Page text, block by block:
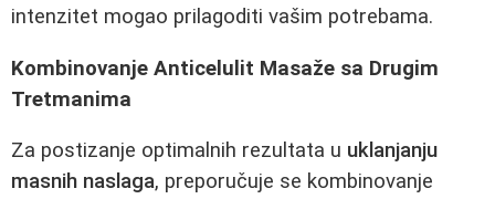
intenzitet mogao prilagoditi vašim potrebama.
Kombinovanje Anticelulit Masaže sa Drugim
Tretmanima
Za postizanje optimalnih rezultata u uklanjanju
masnih naslaga, preporučuje se kombinovanje